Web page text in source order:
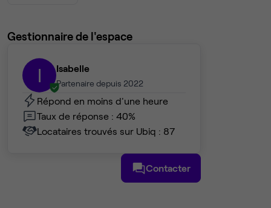
Gestionnaire de l'espace
I Isabelle
Partenaire depuis 2022
Répond en moins d'une heure
Taux de réponse : 40%
Locataires trouvés sur Ubiq : 87
Contacter